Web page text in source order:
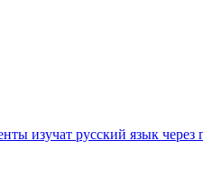
изучат русский язык через